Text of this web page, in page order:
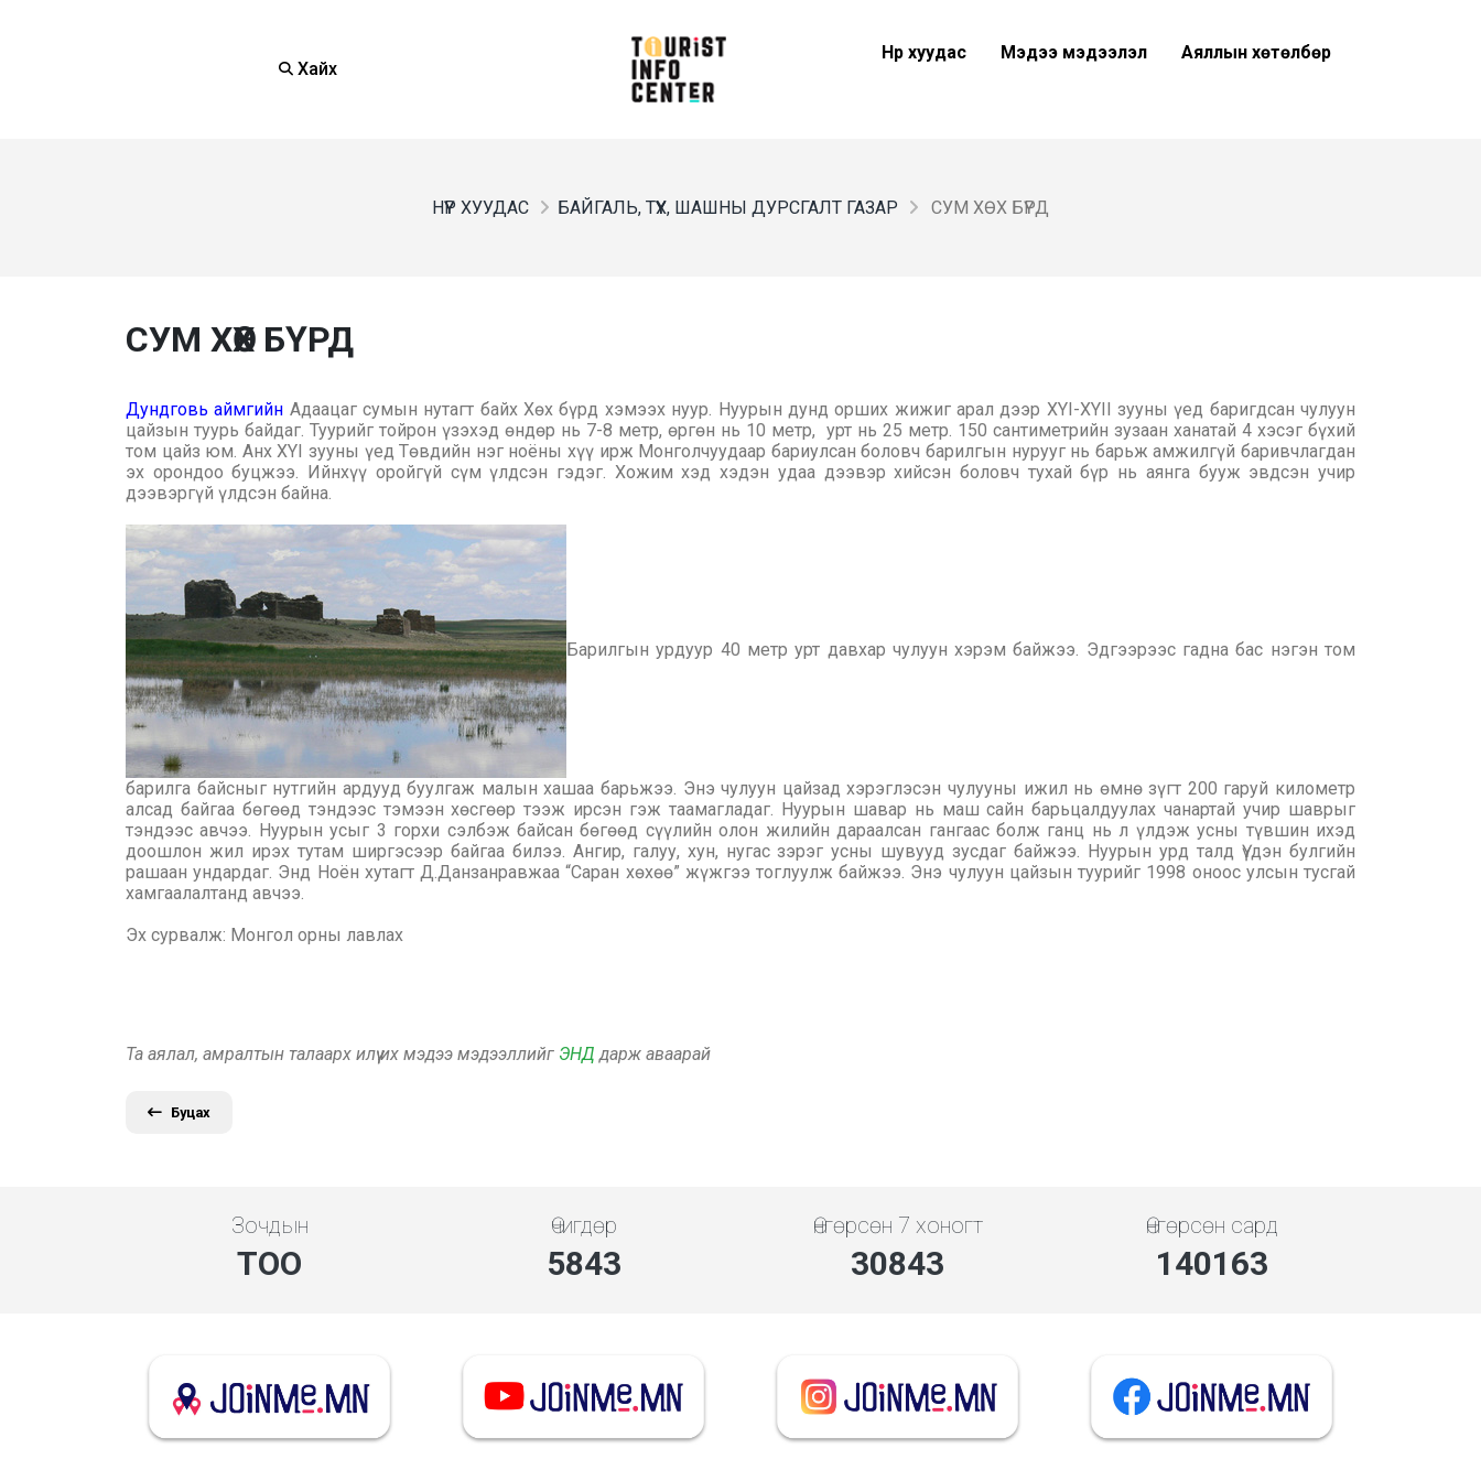
Хайх
Нүүр хуудас Мэдээ мэдээлэл Аяллын хөтөлбөр
НҮҮР ХУУДАС БАЙГАЛЬ, ТҮҮХ, ШАШНЫ ДУРСГАЛТ ГАЗАР СУМ ХӨХ БҮРД
СУМ ХӨХ БҮРД
Дундговь аймгийн Адаацаг сумын нутагт байх Хөх бүрд хэмээх нуур. Нуурын дунд орших жижиг арал дээр XYI-XYII зууны үед баригдсан чулуун
цайзын туурь байдаг. Туурийг тойрон үзэхэд өндөр нь 7-8 метр, өргөн нь 10 метр, урт нь 25 метр. 150 сантиметрийн зузаан ханатай 4 хэсэг бүхий
том цайз юм. Анх XYI зууны үед Төвдийн нэг ноёны хүү ирж Монголчуудаар бариулсан боловч барилгын нурууг нь барьж амжилгүй баривчлагдан
эх орондоо буцжээ. Ийнхүү оройгүй сүм үлдсэн гэдэг. Хожим хэд хэдэн удаа дээвэр хийсэн боловч тухай бүр нь аянга бууж эвдсэн учир
дээвэргүй үлдсэн байна.
Барилгын урдуур 40 метр урт давхар чулуун хэрэм байжээ. Эдгээрээс гадна бас нэгэн том
барилга байсныг нутгийн ардууд буулгаж малын хашаа барьжээ. Энэ чулуун цайзад хэрэглэсэн чулууны ижил нь өмнө зүгт 200 гаруй километр
алсад байгаа бөгөөд тэндээс тэмээн хөсгөөр тээж ирсэн гэж таамагладаг. Нуурын шавар нь маш сайн барьцалдуулах чанартай учир шаврыг
тэндээс авчээ. Нуурын усыг 3 горхи сэлбэж байсан бөгөөд сүүлийн олон жилийн дараалсан гангаас болж ганц нь л үлдэж усны түвшин ихэд
доошлон жил ирэх тутам ширгэсээр байгаа билээ. Ангир, галуу, хун, нугас зэрэг усны шувууд зусдаг байжээ. Нуурын урд талд Үүдэн булгийн
рашаан ундардаг. Энд Ноён хутагт Д.Данзанравжаа “Саран хөхөө” жүжгээ тоглуулж байжээ. Энэ чулуун цайзын туурийг 1998 оноос улсын тусгай
хамгаалалтанд авчээ.
Эх сурвалж: Монгол орны лавлах
Та аялал, амралтын талаарх илүү их мэдээ мэдээллийг ЭНД дарж аваарай
Буцах
Зочдын
ТОО
Өчигдөр
5843
Өнгөрсөн 7 хоногт
30843
Өнгөрсөн сард
140163